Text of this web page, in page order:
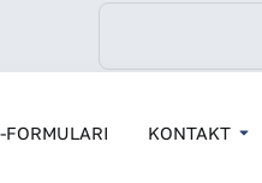
FORMULARI KONTAKT